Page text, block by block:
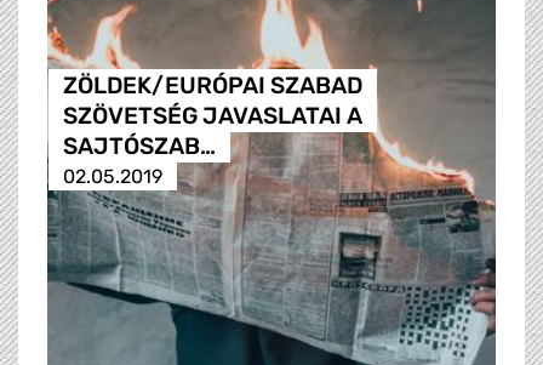
ZÖLDEK/EURÓPAI SZABAD
SZÖVETSÉG JAVASLATAI A
SAJTÓSZAB…
02.05.2019